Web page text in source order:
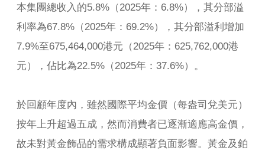
本集團總收入的5.8%（2025年：6.8%），其分部溢
利率為67.8%（2025年：69.2%），其分部溢利增加
7.9%至675,464,000港元（2025年：625,762,000港
元），佔比為22.5%（2025年：37.6%）。
於回顧年度內，雖然國際平均金價（每盎司兌美元）
按年上升超過五成，然而消費者已逐漸適應高金價，
故未對黃金飾品的需求構成顯著負面影響。黃金及鉑